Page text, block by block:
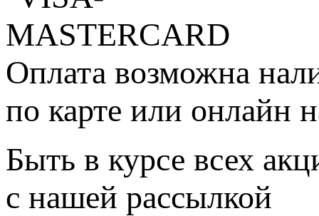
Оплата возможна
по карте или онлайн
Быть в курсе всех
с нашей рассылкой